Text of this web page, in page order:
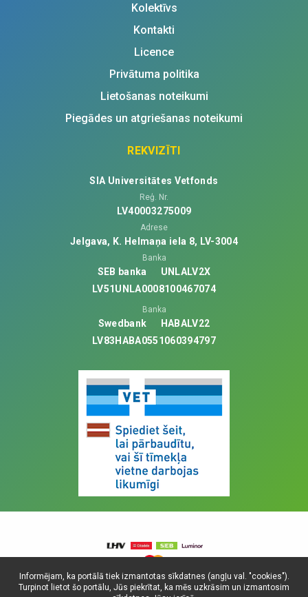
Informējam, ka portālā tiek izmantotas sīkdatnes (angļu val. "cookies").
Turpinot lietot šo portālu, Jūs piekrītat, ka mēs uzkrāsim un izmantosim
Kolektīvs
Kontakti
Licence
Privātuma politika
Lietošanas noteikumi
Piegādes un atgriešanas noteikumi
REKVIZĪTI
SIA Universitātes Vetfonds
Reģ. Nr.
LV40003275009
Adrese
Jelgava, K. Helmaņa iela 8, LV-3004
Banka
SEB banka
UNLALV2X
LV51UNLA0008100467074
Banka
Swedbank
HABALV22
LV83HABA0551060394797
© Visas tiesības aizsargātas, 2025. SIA